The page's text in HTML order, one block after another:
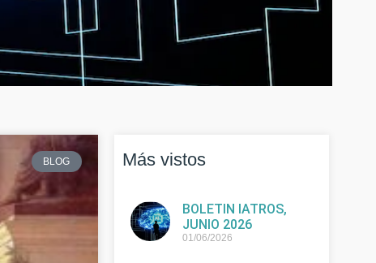
BLOG Más vistos
BOLETIN IATROS,
JUNIO 2026
01/06/2026